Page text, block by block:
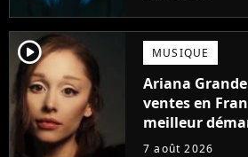
player2 MUSIQUE
Ariana
ventes en
meilleur
carrière avec
7 août 2026